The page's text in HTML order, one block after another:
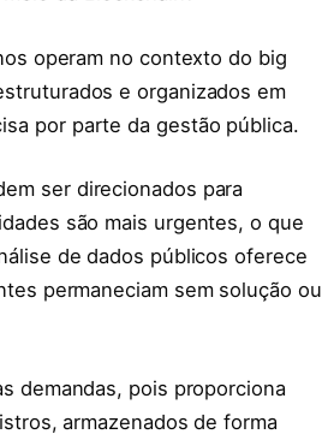
operam no contexto do big
e organizados em
por parte da gestão pública.
ser direcionados para
são mais urgentes, o que
de dados públicos oferece
permaneciam sem solução ou
demandas, pois proporciona
armazenados de forma